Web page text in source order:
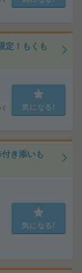
定！もくも
気になる!
き添いも
気になる!